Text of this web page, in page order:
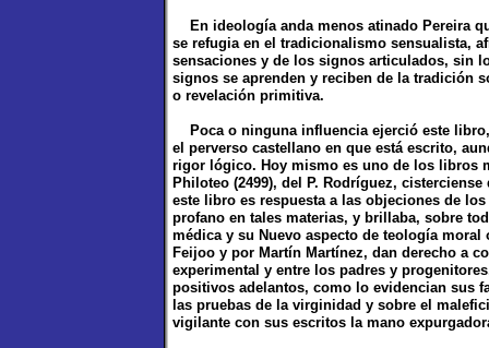
En ideología anda menos atinado Pereira
se refugia en el tradicionalismo sensualista,
sensaciones y de los signos articulados, sin
signos se aprenden y reciben de la tradición
o revelación primitiva.
Poca o ninguna influencia ejerció este
el perverso castellano en que está escrito,
rigor lógico. Hoy mismo es uno de los libros
Philoteo (2499), del P. Rodríguez,
este libro es respuesta a las objeciones de
profano en tales materias, y brillaba, sobre
médica y su Nuevo aspecto de teología
Feijoo y por Martín Martínez, dan derecho a
experimental y entre los padres y
positivos adelantos, como lo evidencian sus
las pruebas de la virginidad y sobre el
vigilante con sus escritos la mano